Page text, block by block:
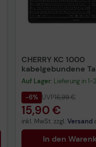
CHERRY KC 1000
kabelgebundene
QWERTZ DE -
Auf Lager: Lieferung in
-6% UVP16,99 €
15,90 €
inkl. MwSt. zzgl. Versand
In den